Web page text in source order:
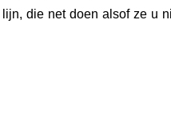
die net doen alsof ze u